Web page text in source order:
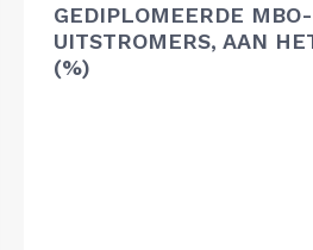
GEDIPLOMEERDE MBO-
UITSTROMERS, AAN
(%)